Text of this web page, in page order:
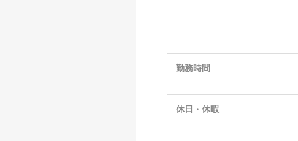
勤務時間
休日・休暇